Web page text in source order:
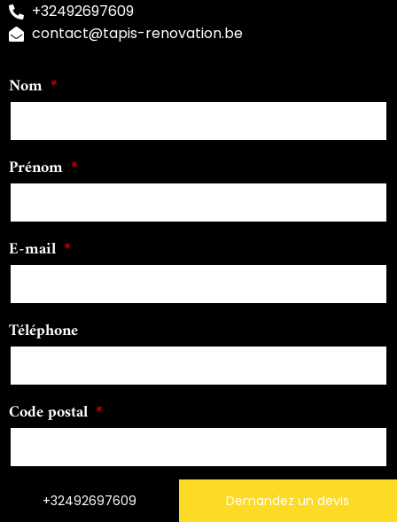
+32492697609 Demandez un devis
+32492697609
contact@tapis-renovation.be
Nom
Prénom
E-mail
Téléphone
Code postal
Message